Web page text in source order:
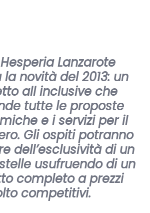
Hesperia Lanzarote
novità del 2013: un
all inclusive che
tutte le proposte
e i servizi per il
Gli ospiti potranno
dell’esclusività di un
usufruendo di un
completo a prezzi
competitivi.